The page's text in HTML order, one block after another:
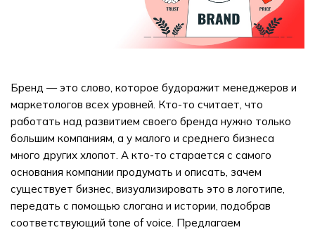
Бренд — это слово, которое будоражит менеджеров и
маркетологов всех уровней. Кто-то считает, что
работать над развитием своего бренда нужно только
большим компаниям, а у малого и среднего бизнеса
много других хлопот. А кто-то старается с самого
основания компании продумать и описать, зачем
существует бизнес, визуализировать это в логотипе,
передать с помощью слогана и истории, подобрав
соответствующий tone of voice. Предлагаем